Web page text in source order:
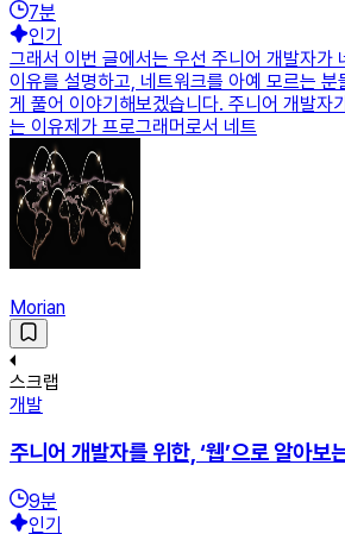
7분
인기
그래서 이번 글에서는 우선 주니어 개발자가
이유를 설명하고, 네트워크를 아예 모르는 분
게 풀어 이야기해보겠습니다. 주니어 개발자
는 이유제가 프로그래머로서 네트
Morian
스크랩
개발
주니어 개발자를 위한, ‘웹’으로 알아보
9분
인기